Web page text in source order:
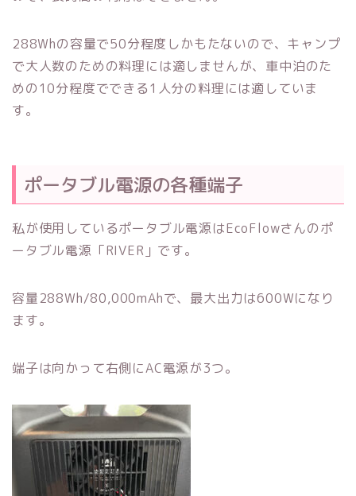
288Whの容量で50分程度しかもたないので、キャンプ
で大人数のための料理には適しませんが、車中泊のた
めの10分程度でできる1人分の料理には適していま
す。
ポータブル電源の各種端子
私が使用しているポータブル電源はEcoFlowさんのポ
ータブル電源「RIVER」です。
容量288Wh/80,000mAhで、最大出力は600Wになり
ます。
端子は向かって右側にAC電源が3つ。